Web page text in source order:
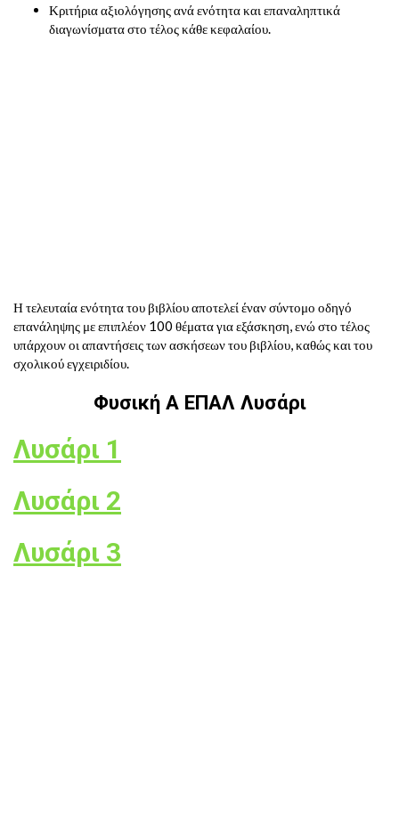
Κριτήρια αξιολόγησης ανά ενότητα και επαναληπτικά
διαγωνίσματα στο τέλος κάθε κεφαλαίου.
Η τελευταία ενότητα του βιβλίου αποτελεί έναν σύντομο οδηγό
επανάληψης με επιπλέον 100 θέματα για εξάσκηση, ενώ στο τέλος
υπάρχουν οι απαντήσεις των ασκήσεων του βιβλίου, καθώς και του
σχολικού εγχειριδίου.
Φυσική Α ΕΠΑΛ Λυσάρι
Λυσάρι 1
Λυσάρι 2
Λυσάρι 3